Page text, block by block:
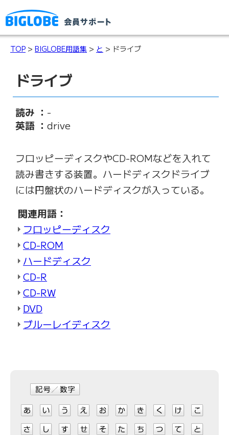
TOP > BIGLOBE用語集 > と > ドライブ
ドライブ
読み ： -
英語 ： drive
フロッピーディスクやCD-ROMなどを入れて
読み書きする装置。ハードディスクドライブ
には円盤状のハードディスクが入っている。
関連用語：
フロッピーディスク
CD-ROM
ハードディスク
CD-R
CD-RW
DVD
ブルーレイディスク